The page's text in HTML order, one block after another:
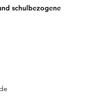
schulbezogene